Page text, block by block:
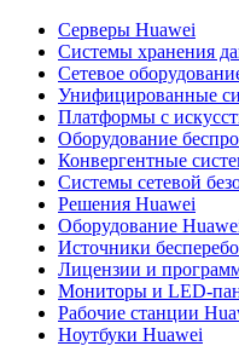
Серверы Huawei
Системы хранения
Сетевое
Унифицированные
Платформы с
Оборудование
Конвергентные
Системы сетевой
Решения Huawei
Оборудование
Источники
Лицензии и
Мониторы и LED-
Рабочие станции
Ноутбуки Huawei